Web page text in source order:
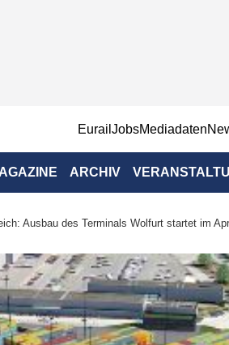
EurailJobsMediadaten
ARCHIV
Rad-
IRSA 2025
Ausbau des Terminals Wolfurt startet im